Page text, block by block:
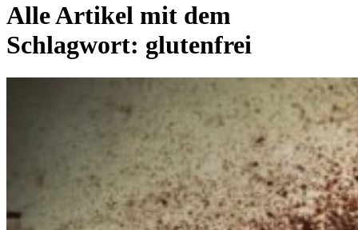
Alle Artikel mit dem
Schlagwort: glutenfrei